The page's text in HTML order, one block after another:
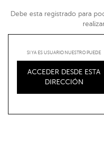
Debe esta registrado para
SI YA ES USUARIO NUESTRO PUEDE
ACCEDER DESDE ESTA
DIRECCIÓN